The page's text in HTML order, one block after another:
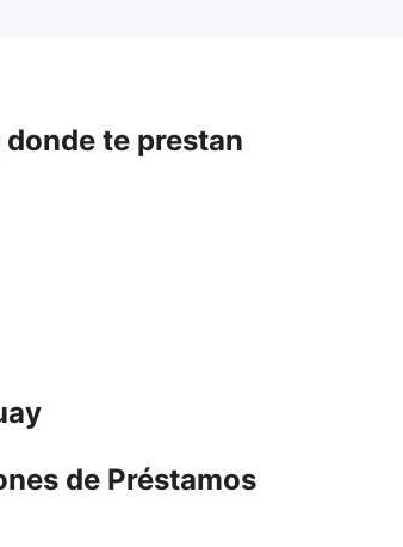
te prestan
de Préstamos